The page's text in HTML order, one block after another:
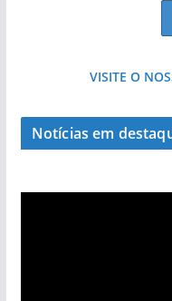
VISITE O
Notícias em
milhões de euros
hotéis (com vídeo)